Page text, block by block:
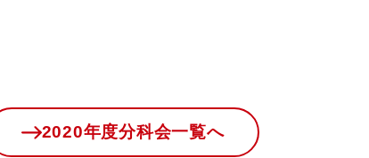
2020年度分科会一覧へ